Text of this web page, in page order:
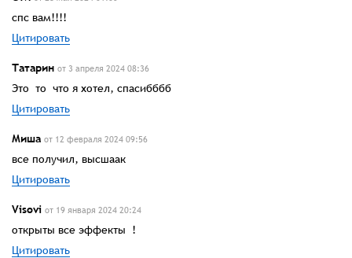
спс вам!!!!
Цитировать
Татарин от 3 апреля 2024 08:36
Это то что я хотел, спасибббб
Цитировать
Миша от 12 февраля 2024 09:56
все получил, высшаак
Цитировать
Visovi от 19 января 2024 20:24
открыты все эффекты !
Цитировать